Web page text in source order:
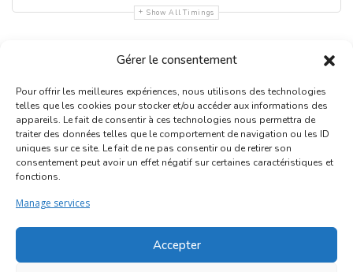
Gérer le consentement
Pour offrir les meilleures expériences, nous utilisons des technologies
telles que les cookies pour stocker et/ou accéder aux informations des
appareils. Le fait de consentir à ces technologies nous permettra de
traiter des données telles que le comportement de navigation ou les ID
uniques sur ce site. Le fait de ne pas consentir ou de retirer son
consentement peut avoir un effet négatif sur certaines caractéristiques et
fonctions.
Manage services
Accepter
Show All Timings
Inscription Commerce
Rue Haute 77 - 1000 Bruxelles
©2017-2026Marolles.brussels• Contact us →